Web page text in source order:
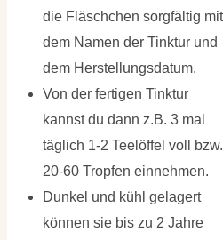
die Fläschchen sorgfältig mit
dem Namen der Tinktur und
dem Herstellungsdatum.
Von der fertigen Tinktur
kannst du dann z.B. 3 mal
täglich 1-2 Teelöffel voll bzw.
20-60 Tropfen einnehmen.
Dunkel und kühl gelagert
können sie bis zu 2 Jahre